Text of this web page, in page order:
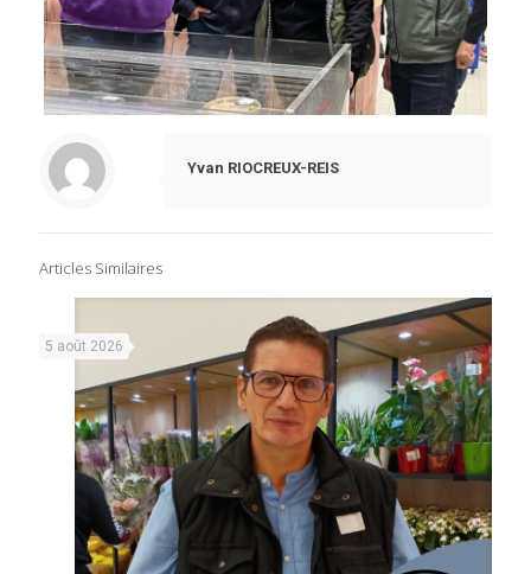
Yvan RIOCREUX-REIS
Articles Similaires
5 août 2026